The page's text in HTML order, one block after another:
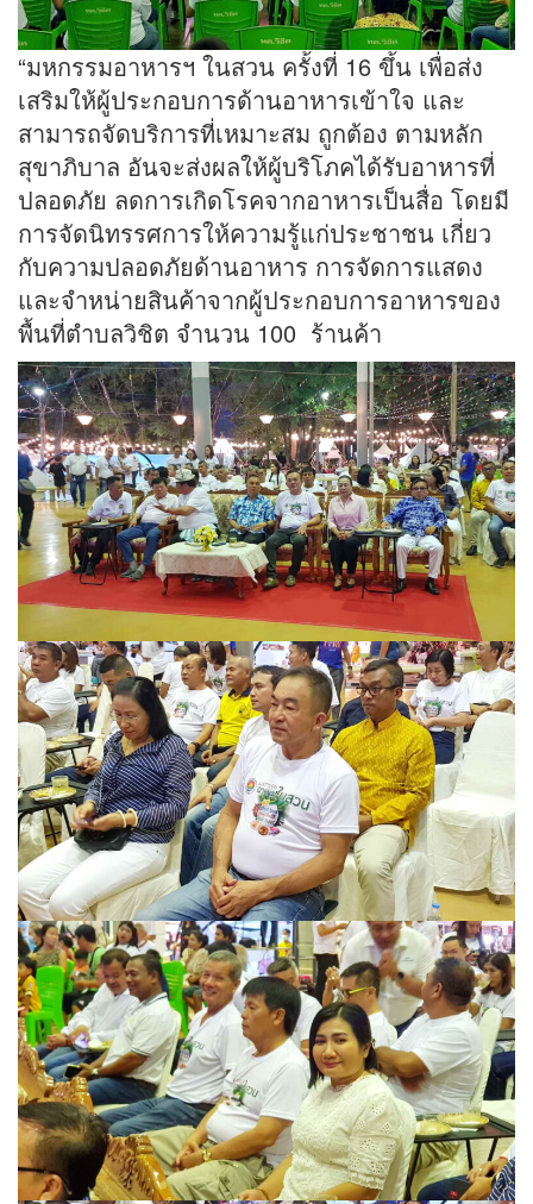
“มหกรรมอาหารฯ ในสวน ครั้งที่ 16 ขึ้น เพื่อส่ง
เสริมให้ผู้ประกอบการด้านอาหารเข้าใจ และ
สามารถจัดบริการที่เหมาะสม ถูกต้อง ตามหลัก
สุขาภิบาล อันจะส่งผลให้ผู้บริโภคได้รับอาหารที่
ปลอดภัย ลดการเกิดโรคจากอาหารเป็นสื่อ โดยมี
การจัดนิทรรศการให้ความรู้แก่ประชาชน เกี่ยว
กับความปลอดภัยด้านอาหาร การจัดการแสดง
และจำหน่ายสินค้าจากผู้ประกอบการอาหารของ
พื้นที่ตำบลวิชิต จำนวน 100 ร้านค้า